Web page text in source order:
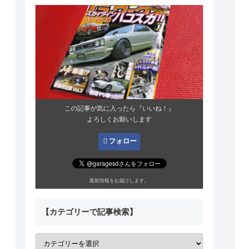
この記事が気に入ったら『いいね！』
よろしくお願いします
フォロー
最新情報をお届けします。
【カテゴリーで記事検索】